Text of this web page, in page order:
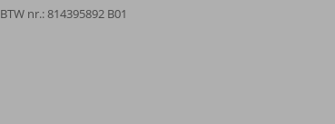
BTW nr.: 814395892 B01